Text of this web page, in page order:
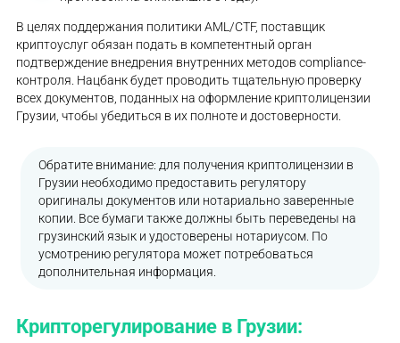
В целях поддержания политики AML/CTF, поставщик
криптоуслуг обязан подать в компетентный орган
подтверждение внедрения внутренних методов compliance-
контроля. Нацбанк будет проводить тщательную проверку
всех документов, поданных на оформление криптолицензии
Грузии, чтобы убедиться в их полноте и достоверности.
Обратите внимание: для получения криптолицензии в
Грузии необходимо предоставить регулятору
оригиналы документов или нотариально заверенные
копии. Все бумаги также должны быть переведены на
грузинский язык и удостоверены нотариусом. По
усмотрению регулятора может потребоваться
дополнительная информация.
Крипторегулирование в Грузии: